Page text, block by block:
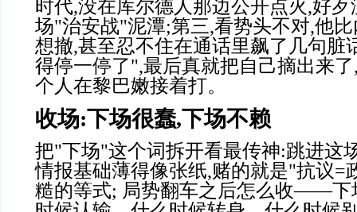
时代,没在库尔德人那边公开点火,好歹
场"治安战"泥潭;第三,看势头不对,他
想撤,甚至忍不住在通话里飙了几句脏
得停一停了",最后真就把自己摘出来了
个人在黎巴嫩接着打。
收场:下场很蠢,下场不赖
把"下场"这个词拆开看最传神:跳进这
情报基础薄得像张纸,赌的就是"抗议=
糙的等式; 局势翻车之后怎么收——下